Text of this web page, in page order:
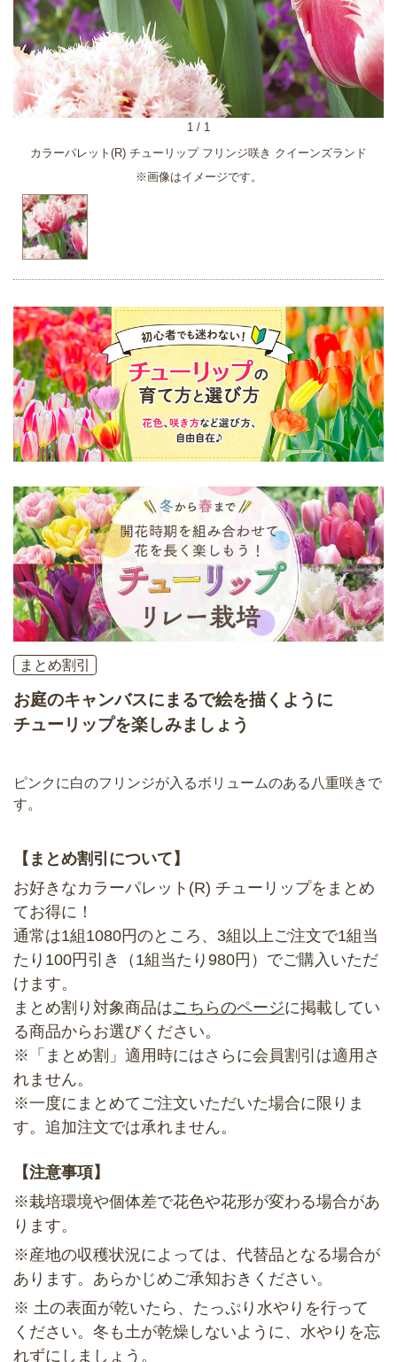
カラーパレット(R) チューリップ フリンジ咲き クイーンズランド
※画像はイメージです。
1 / 1
まとめ割引
お庭のキャンバスにまるで絵を描くように
チューリップを楽しみましょう
ピンクに白のフリンジが入るボリュームのある八重咲きで
す。
【まとめ割引について】
お好きなカラーパレット(R) チューリップをまとめ
てお得に！
通常は1組1080円のところ、3組以上ご注文で1組当
たり100円引き（1組当たり980円）でご購入いただ
けます。
まとめ割り対象商品はこちらのページに掲載してい
る商品からお選びください。
※「まとめ割」適用時にはさらに会員割引は適用さ
れません。
※一度にまとめてご注文いただいた場合に限りま
す。追加注文では承れません。
【注意事項】
※栽培環境や個体差で花色や花形が変わる場合があ
ります。
※産地の収穫状況によっては、代替品となる場合が
あります。あらかじめご承知おきください。
※ 土の表面が乾いたら、たっぷり水やりを行って
ください。冬も土が乾燥しないように、水やりを忘
れずにしましょう。